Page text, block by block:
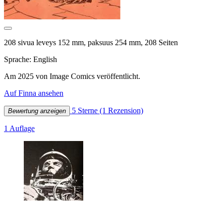
208 sivua leveys 152 mm, paksuus 254 mm, 208 Seiten
Sprache: English
Am 2025 von Image Comics veröffentlicht.
Auf Finna ansehen
Bewertung anzeigen 5 Sterne (1 Rezension)
1 Auflage